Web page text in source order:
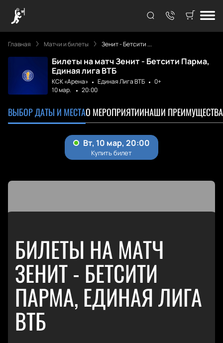
Главная Матчи и билеты Зенит - Бетсити ...
Билеты на матч Зенит - Бетсити Парма,
Единая лига ВТБ
КСК «Арена» Единая Лига ВТБ
0+
10 мар.
20:00
ВЫБОР ДАТЫ И МЕСТАО МЕРОПРИЯТИИНАШИ ПРЕИМУЩЕСТВА
БИЛЕТЫ НА МАТЧ
ЗЕНИТ - БЕТСИТИ
ПАРМА, ЕДИНАЯ ЛИГА
ВТБ